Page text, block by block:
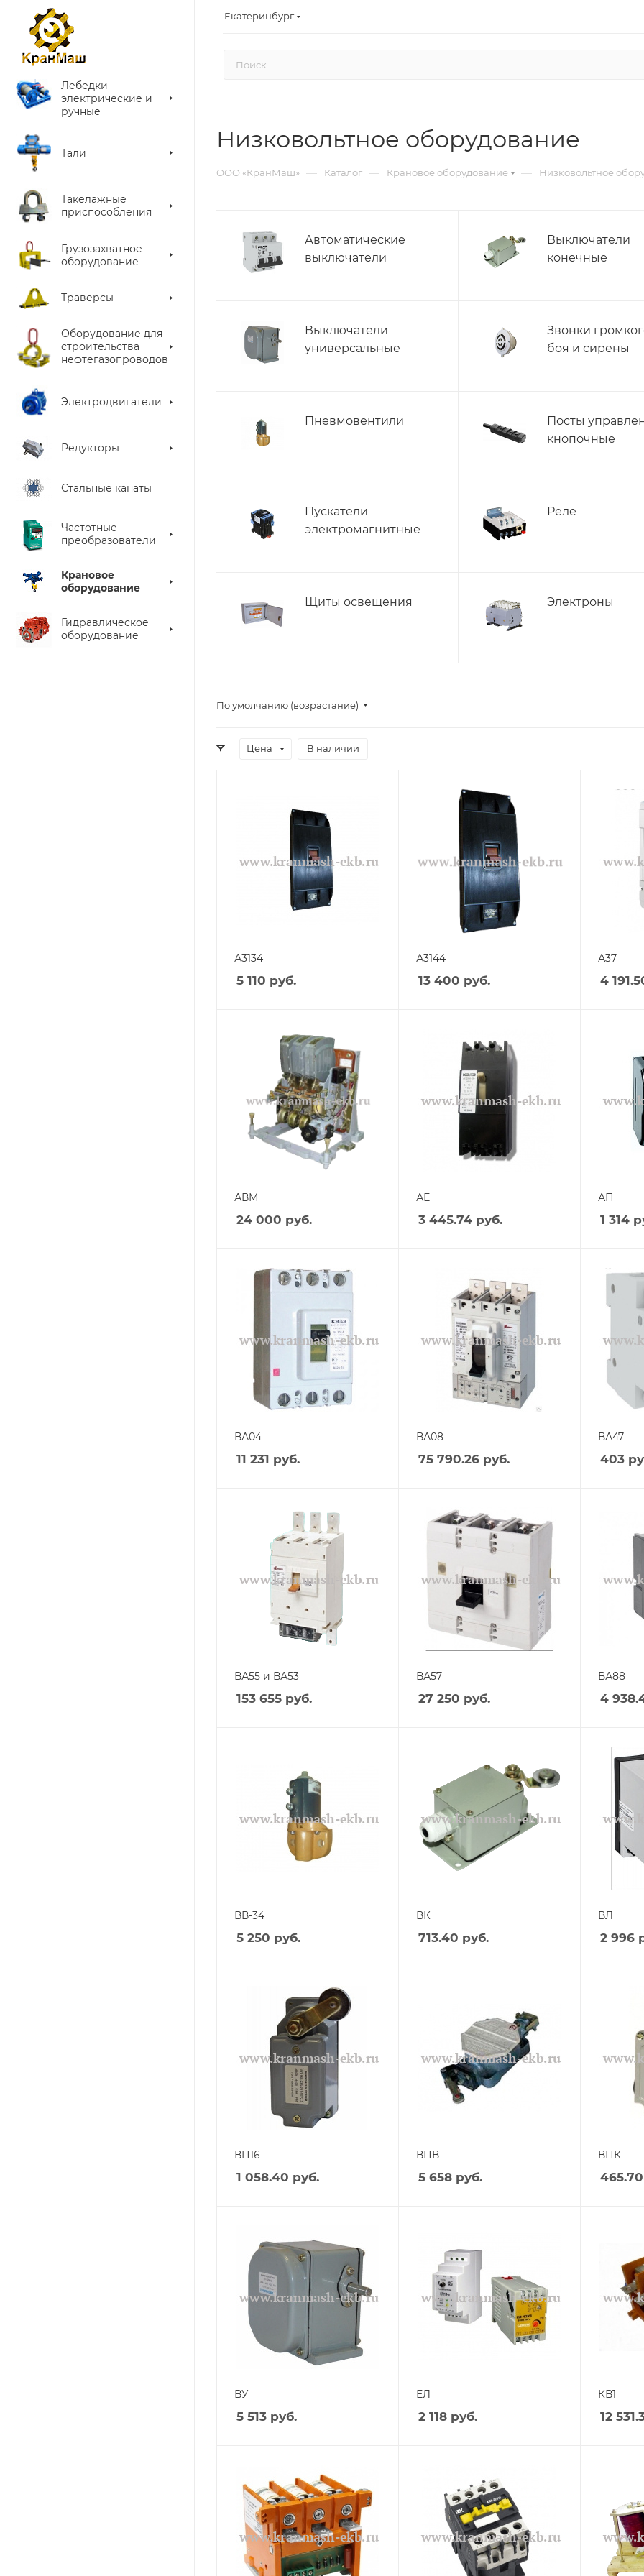
Екатеринбург
Лебедки
электрические и
ручные
Тали
Такелажные
приспособления
Грузозахватное
оборудование
Траверсы
Оборудование для
строительства
нефтегазопроводов
Электродвигатели
Редукторы
Стальные канаты
Частотные
преобразователи
Крановое
оборудование
Гидравлическое
оборудование
Низковольтное оборудование
ООО «КранМаш» — Каталог — Крановое оборудование — Низковольтное
Автоматические
выключатели
Выключатели
конечные
Выключатели
универсальные
Звонки
боя и сирены
Пневмовентили
Посты
кнопочные
Пускатели
электромагнитные
Реле
Щиты освещения Электроны
По умолчанию (возрастание)
Цена В наличии
А3134
5 110 руб.
А3144
13 400 руб.
А37
4
АВМ
24 000 руб.
АЕ
3 445.74 руб.
АП
1 314
ВА04
11 231 руб.
ВА08
75 790.26 руб.
ВА47
403
ВА55 и ВА53
153 655 руб.
ВА57
27 250 руб.
ВА88
4
ВВ-34
5 250 руб.
ВК
713.40 руб.
ВЛ
2 996
ВП16
1 058.40 руб.
ВПВ
5 658 руб.
ВПК
465.70
ВУ
5 513 руб.
ЕЛ
2 118 руб.
КВ1
12